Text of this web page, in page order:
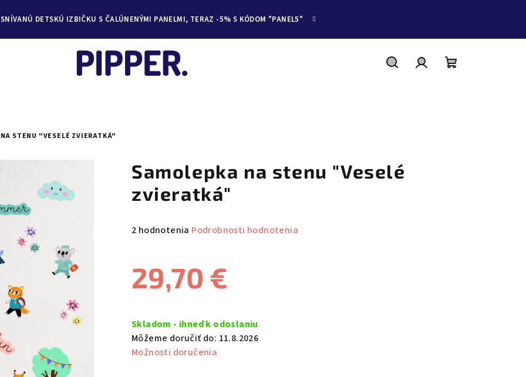
DETSKÚ IZBIČKU S ČALÚNENÝMI PANELMI, TERAZ -5% S KÓDOM "PANEL5"
STENU "VESELÉ ZVIERATKÁ"
Samolepka na stenu "Veselé
zvieratká"
Priemerné
je
5,0
hviezdičiek.
2 hodnotenia Podrobnosti hodnotenia
29,70 €
cena:
Skladom - ihneď k odoslaniu
Môžeme doručiť do: 11.8.2026
Možnosti doručenia